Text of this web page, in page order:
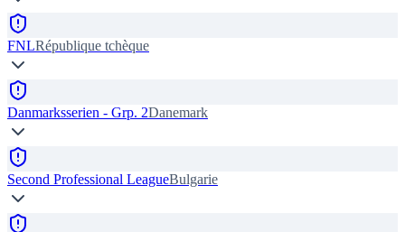
FNLRépublique tchèque
Danmarksserien - Grp. 2Danemark
Second Professional LeagueBulgarie